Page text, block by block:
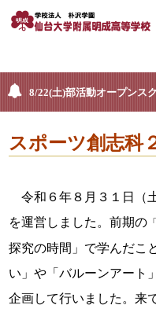
8/22(土)部活動オープンス
スポーツ創志科
令和６年８月３１日（
を運営しました。前期の
探究の時間」で学んだこ
い」や「バルーンアート
企画して行いました。来